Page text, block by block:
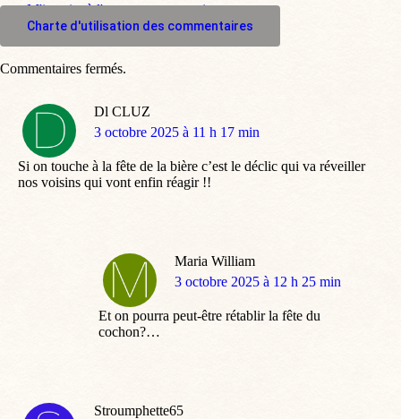
M'inscrire à l'espace commentaire
Charte d'utilisation des commentaires
Dl CLUZ
dit
3 octobre 2025 à 11 h 17 min
Si on touche à la fête de la bière c’est le déclic qui va réveiller
nos voisins qui vont enfin réagir !!
Maria William
dit
3 octobre 2025 à 12 h 25 min
Et on pourra peut-être rétablir la fête du
cochon?…
Stroumphette65
Commentaires fermés.